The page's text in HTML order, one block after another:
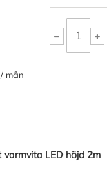
mån
LED höjd 2m